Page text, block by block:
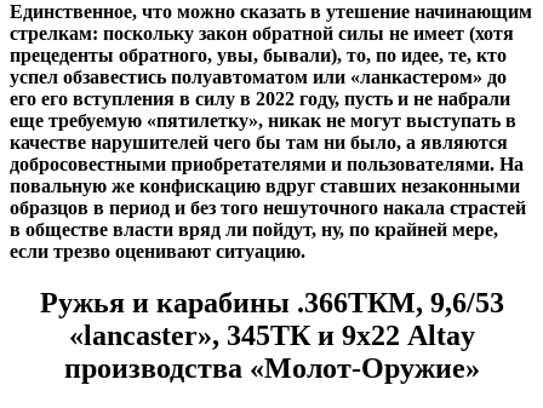
Единственное, что можно сказать в утешение начинающим
стрелкам: поскольку закон обратной силы не имеет (хотя
прецеденты обратного, увы, бывали), то, по идее, те, кто
успел обзавестись полуавтоматом или «ланкастером» до
его его вступления в силу в 2022 году, пусть и не набрали
еще требуемую «пятилетку», никак не могут выступать в
качестве нарушителей чего бы там ни было, а являются
добросовестными приобретателями и пользователями. На
повальную же конфискацию вдруг ставших незаконными
образцов в период и без того нешуточного накала страстей
в обществе власти вряд ли пойдут, ну, по крайней мере,
если трезво оценивают ситуацию.
Ружья и карабины .366ТКМ, 9,6/53
«lancaster», 345ТК и 9х22 Altay
производства «Молот-Оружие»